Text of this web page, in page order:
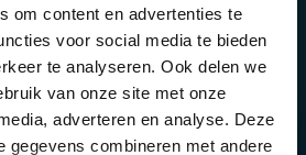
om content en advertenties te
voor social media te bieden
te analyseren. Ook delen we
van onze site met onze
adverteren en analyse. Deze
gegevens combineren met andere